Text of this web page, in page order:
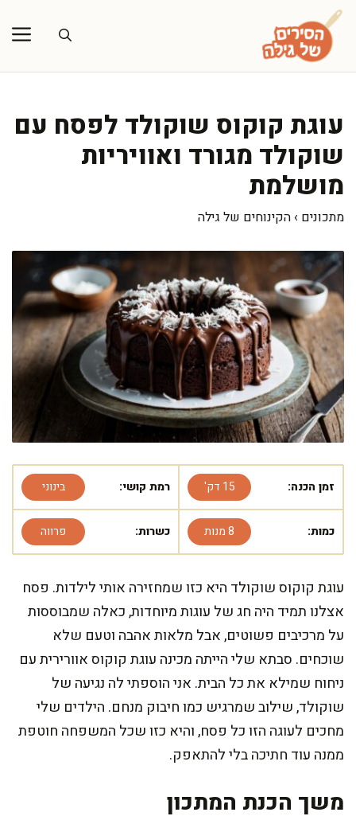
לדלג
לתוכן
עוגת קוקוס שוקולד לפסח עם
שוקולד מגורד ואוויריות
מושלמת
מתכונים › הקינוחים של גילה
זמן הכנה: 15 דק' רמת קושי: בינוני
כמות: 8 מנות כשרות: פרווה
עוגת קוקוס שוקולד היא כזו שמחזירה אותי לילדות. פסח
אצלנו תמיד היה חג של עוגות מיוחדות, כאלה שמבוססות
על מרכיבים פשוטים, אבל מלאות אהבה וטעם שלא
שוכחים. סבתא שלי הייתה מכינה עוגת קוקוס אוורירית עם
ניחוח שמילא את כל הבית. אני הוספתי לה נגיעה של
שוקולד, שילוב שמרגיש כמו חיבוק מנחם. הילדים שלי
מחכים לעוגה הזו כל פסח, והיא כזו שכל המשפחה חוטפת
ממנה עוד חתיכה בלי להתאפק.
משך הכנת המתכון